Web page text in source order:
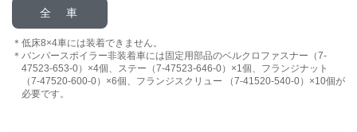
全 車
低床8×4車には装着できません。
バンパースポイラー非装着車には固定用部品のベルクロファスナー（7-
47523-653-0）×4個、ステー（7-47523-646-0）×1個、フランジナット
（7-47520-600-0）×6個、フランジスクリュー （7-41520-540-0）×10個が
必要です。